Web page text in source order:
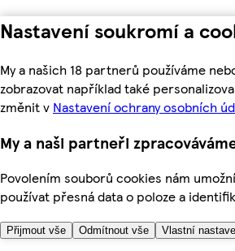
Nastavení soukromí a
My a našich 18 partnerů používáme
zobrazovat například také
změnit v Nastavení ochrany osobních
My a naši partneři
Povolením souborů cookies nám
používat přesná data o poloze a
Přijmout vše Odmítnout vše Vlastní